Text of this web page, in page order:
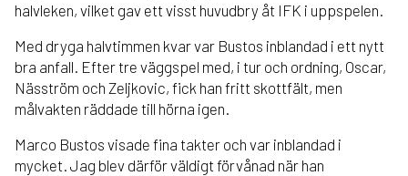
halvleken, vilket gav ett visst huvudbry åt IFK i uppspelen.
Med dryga halvtimmen kvar var Bustos inblandad i ett nytt
bra anfall. Efter tre väggspel med, i tur och ordning, Oscar,
Näsström och Zeljkovic, fick han fritt skottfält, men
målvakten räddade till hörna igen.
Marco Bustos visade fina takter och var inblandad i
mycket. Jag blev därför väldigt förvånad när han